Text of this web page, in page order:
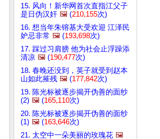
15. 风向！新华网首次直指江父子
是日伪汉奸 🖼️ (210,155次)
16. 想当年朱镕基大受欢迎 江泽民
妒忌非常 🖼️ (193,698次)
17. 踩过习肩膀 他为社会止浮躁添
清凉 🖼️ (190,477次)
18. 春晚还没到，英子就受到赵本
山如此摧残 🖼️ (177,842次)
19. 陈光标被逐步揭开伪善的面纱
(2) 🖼️ (165,110次)
20. 陈光标被逐步揭开伪善的面纱
(1) 🖼️ (163,646次)
21. 太空中一朵美丽的玫瑰花 🖼️